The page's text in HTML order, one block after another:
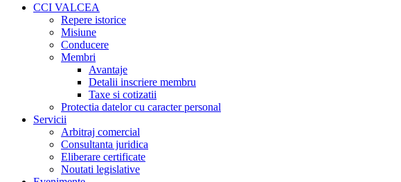
CCI VALCEA
Repere istorice
Misiune
Conducere
Membri
Avantaje
Detalii inscriere membru
Taxe si cotizatii
Protectia datelor cu caracter personal
Servicii
Arbitraj comercial
Consultanta juridica
Eliberare certificate
Noutati legislative